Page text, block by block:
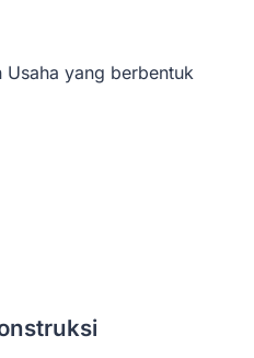
Usaha yang berbentuk